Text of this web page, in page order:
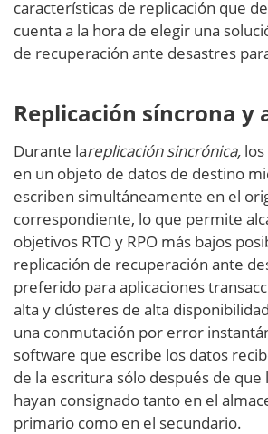
características de replicación que
cuenta a la hora de elegir una
de recuperación ante desastres
Replicación síncrona y
Durante lareplicación sincrónica,
en un objeto de datos de destino
escriben simultáneamente en el
correspondiente, lo que permite
objetivos RTO y RPO más bajos
replicación de recuperación ante
preferido para aplicaciones
alta y clústeres de alta
una conmutación por error
software que escribe los datos
de la escritura sólo después de que
hayan consignado tanto en el
primario como en el secundario.